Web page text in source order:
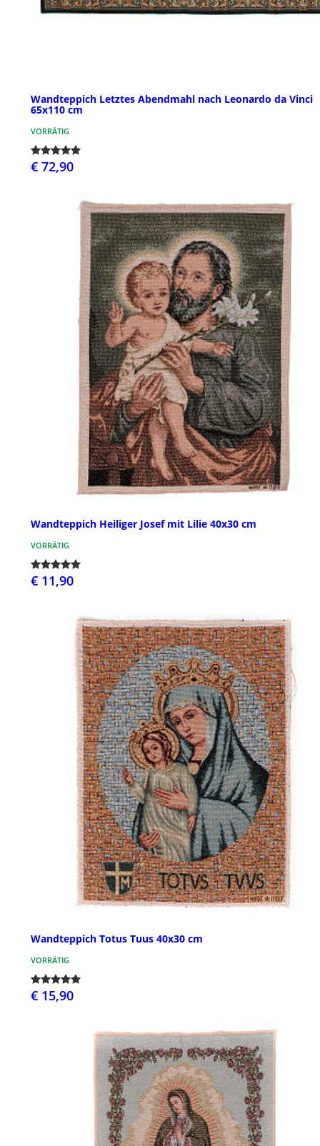
Wandteppich Letztes Abendmahl nach Leonardo da Vinci
65x110 cm
VORRÄTIG
€ 72,90
Wandteppich Heiliger Josef mit Lilie 40x30 cm
VORRÄTIG
€ 11,90
Wandteppich Totus Tuus 40x30 cm
VORRÄTIG
€ 15,90